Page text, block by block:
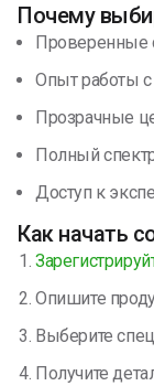
Почему
Проверенные
Опыт работы
Прозрачные
Полный
Доступ к
Как начать
Опишите
Выберите
Получите